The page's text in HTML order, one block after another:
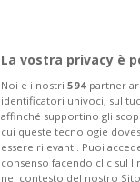
La vostra privacy è
Noi e i nostri 594 partner
identificatori univoci, sul
affinché supportino gli
cui queste tecnologie
essere rilevanti. Puoi
consenso facendo clic sul
nel contesto del nostro